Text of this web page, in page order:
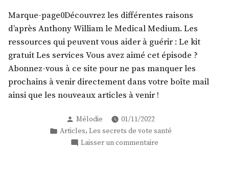
des
migraines
chroniques
+
invité
témoignage
de
guérison !
Marque-page0Découvrez les différentes raisons
d’après Anthony William le Medical Medium. Les
ressources qui peuvent vous aider à guérir : Le kit
gratuit Les services Vous avez aimé cet épisode ?
Abonnez-vous à ce site pour ne pas manquer les
prochains à venir directement dans votre boîte mail
ainsi que les nouveaux articles à venir !
Publié
par
Mélodie
01/11/2022
Publié
dans
Articles, Les secrets de vote santé
Laisser un commentaire